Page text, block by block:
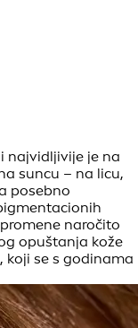
najvidljivije je na
suncu – na licu,
posebno
naročito
opuštanja kože
koji se s godinama